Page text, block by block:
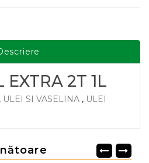
EXTRA 2T 1L
, ULEI SI VASELINA , ULEI